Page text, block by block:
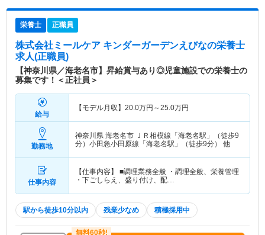
栄養士 正職員
株式会社ミールケア キンダーガーデンえびなの栄養士
求人(正職員)
【神奈川県／海老名市】昇給賞与あり◎児童施設での栄養士の
募集です！＜正社員＞
給与
【モデル月収】 20.0万円～25.0万円
勤務地
神奈川県 海老名市 ＪＲ相模線「海老名駅」（徒歩9
分）小田急小田原線「海老名駅」（徒歩9分） 他
仕事内容
【仕事内容】 ■調理業務全般 ・調理全般、栄養管理
・下ごしらえ、盛り付け、配…
駅から徒歩10分以内 残業少なめ 積極採用中